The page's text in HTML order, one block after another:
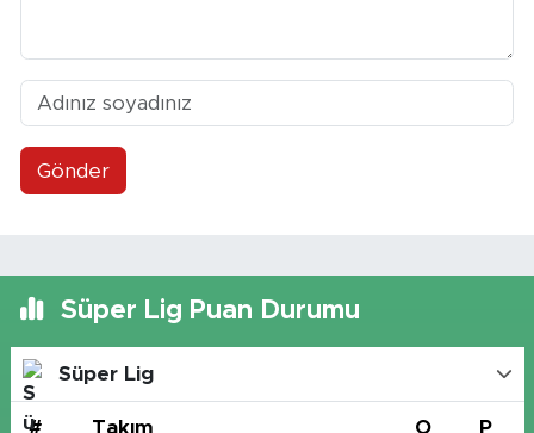
Gönder
Süper Lig Puan Durumu
Süper Lig
# Takım O P